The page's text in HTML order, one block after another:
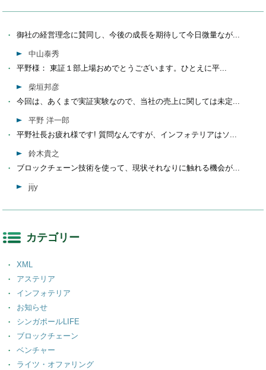
御社の経営理念に賛同し、今後の成長を期待して今日微量なが...
中山泰秀
平野様： 東証１部上場おめでとうございます。ひとえに平...
柴垣邦彦
今回は、あくまで実証実験なので、当社の売上に関しては未定...
平野 洋一郎
平野社長お疲れ様です! 質問なんですが、インフォテリアはソ...
鈴木貴之
ブロックチェーン技術を使って、現状それなりに触れる機会が...
jijy
カテゴリー
XML
アステリア
インフォテリア
お知らせ
シンガポールLIFE
ブロックチェーン
ベンチャー
ライツ・オファリング